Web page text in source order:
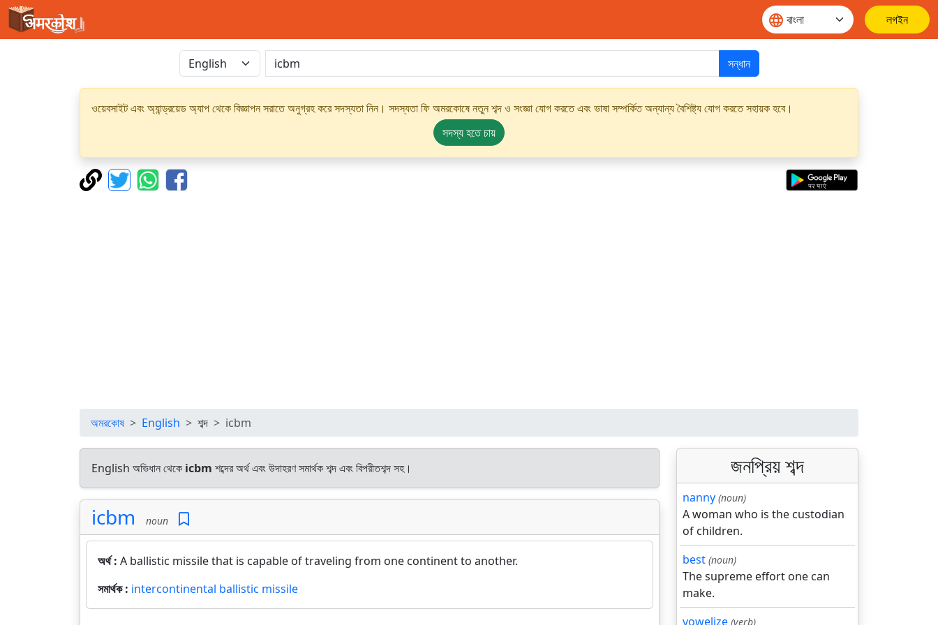
লগইন
সন্ধান
ওয়েবসাইট এবং অ্যান্ড্রয়েড অ্যাপ থেকে বিজ্ঞাপন সরাতে অনুগ্রহ করে সদস্যতা নিন। সদস্যতা ফি অমরকোষে নতুন শব্দ ও সংজ্ঞা যোগ করতে এবং ভাষা সম্পর্কিত অন্যান্য বৈশিষ্ট্য যোগ করতে সহায়ক হবে।
সদস্য হতে চায়
অমরকোষ English শব্দ icbm
English অভিধান থেকে icbm শব্দের অর্থ এবং উদাহরণ সমার্থক শব্দ এবং বিপরীতশব্দ সহ।
icbm noun
অর্থ : A ballistic missile that is capable of traveling from one continent to another.
সমার্থক : intercontinental ballistic missile
জনপ্রিয় শব্দ
nanny (noun)
A woman who is the custodian
of children.
best (noun)
The supreme effort one can
make.
vowelize (verb)